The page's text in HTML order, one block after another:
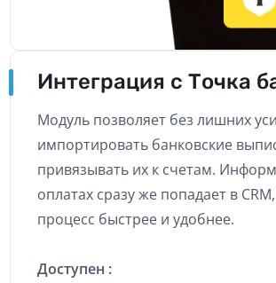
Интеграция с Точка
Модуль позволяет без лишних
импортировать банковские
привязывать их к счетам.
оплатах сразу же попадает в
процесс быстрее и удобнее.
Доступен :